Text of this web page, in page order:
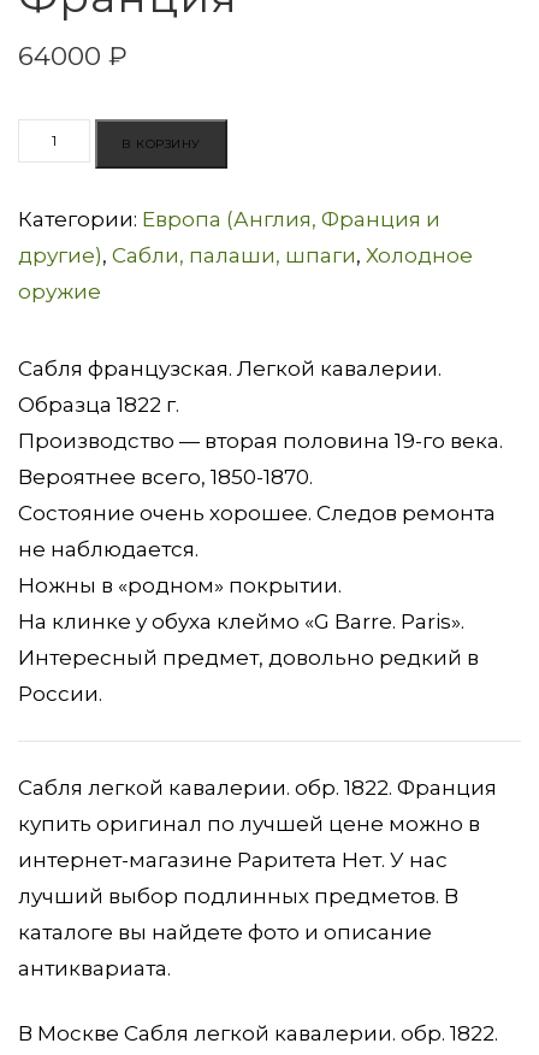
64000 ₽
Количество
Сабля
В КОРЗИНУ
Категории: Европа (Англия, Франция и
другие), Сабли, палаши, шпаги, Холодное
оружие
Сабля французская. Легкой кавалерии.
Образца 1822 г.
Производство — вторая половина 19-го века.
Вероятнее всего, 1850-1870.
Состояние очень хорошее. Следов ремонта
не наблюдается.
Ножны в «родном» покрытии.
На клинке у обуха клеймо «G Barre. Paris».
Интересный предмет, довольно редкий в
России.
Сабля легкой кавалерии. обр. 1822. Франция
купить оригинал по лучшей цене можно в
интернет-магазине Раритета Нет. У нас
лучший выбор подлинных предметов. В
каталоге вы найдете фото и описание
антиквариата.
В Москве Сабля легкой кавалерии. обр. 1822.